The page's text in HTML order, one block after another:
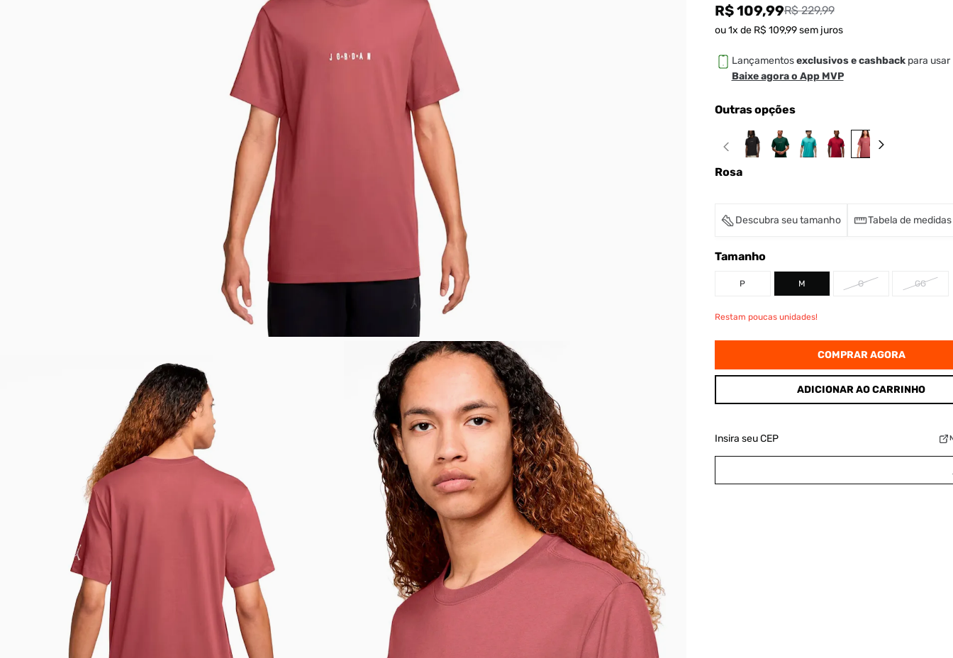
R$ 109,99R$ 229,99
ou1x de R$ 109,99sem juros
Lançamentosexclusivos e cashbackpara usar
Baixe agora o App MVP
Outras opções
Rosa
Descubra seu tamanho Tabela de medidas
Tamanho
P M G GG
Restam poucas unidades!
COMPRAR AGORA
ADICIONAR AO CARRINHO
Insira seu CEP